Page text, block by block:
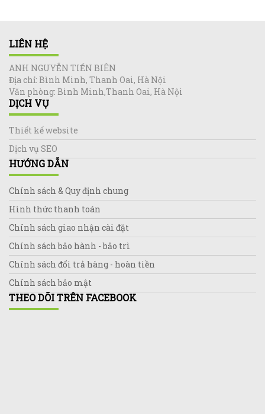
LIÊN HỆ
ANH NGUYỄN TIẾN BIÊN
Địa chỉ: Bình Minh, Thanh Oai, Hà Nội
Văn phòng: Bình Minh,Thanh Oai, Hà Nội
DỊCH VỤ
Thiết kế website
Dịch vụ SEO
HƯỚNG DẪN
Chính sách & Quy định chung
Hình thức thanh toán
Chính sách giao nhận cài đặt
Chính sách bảo hành - bảo trì
Chính sách đổi trả hàng - hoàn tiền
Chính sách bảo mật
THEO DÕI TRÊN FACEBOOK